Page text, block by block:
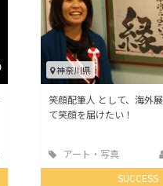
神奈川県
笑顔配筆人 として、海外
て笑顔を届けたい！
アート・写真
SUCCESS